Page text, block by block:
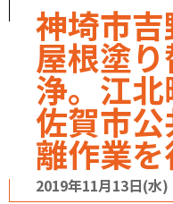
神埼市
屋根塗
浄。江
佐賀市
離作業
2019年11月13日(水)